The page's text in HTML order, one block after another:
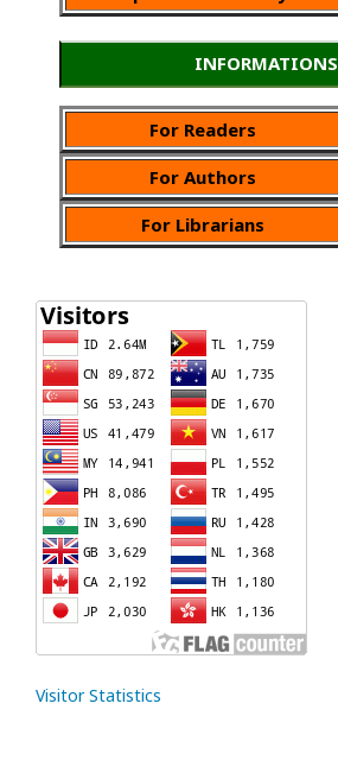
INFORMATIONS
For Readers
For Authors
For Librarians
Visitor Statistics